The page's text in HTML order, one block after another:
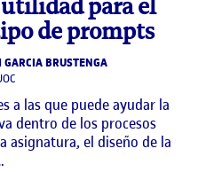
para el
de prompts
BRUSTENGA
a las que puede ayudar la
dentro de los procesos
asignatura, el diseño de la